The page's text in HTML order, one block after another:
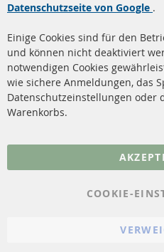
Dieselpartikelfilter
Katalysator (KAT)
Sensoren
FAQ
Datenschutzseite von Google .
Einige Cookies sind für den
und können nicht deaktiviert
notwendigen Cookies
wie sichere Anmeldungen, das
Datenschutzeinstellungen oder
Warenkorbs.
COOKIE-